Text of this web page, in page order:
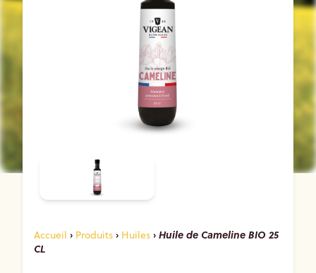
Accueil › Produits › Huiles › Huile de Cameline BIO 25
CL